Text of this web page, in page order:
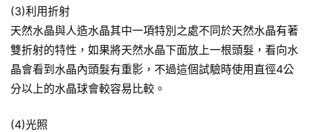
(3)利用折射
天然水晶與人造水晶其中一項特別之處不同於天然水晶有著
雙折射的特性，如果將天然水晶下面放上一根頭髮，看向水
晶會看到水晶內頭髮有重影，不過這個試驗時使用直徑4公
分以上的水晶球會較容易比較。
(4)光照